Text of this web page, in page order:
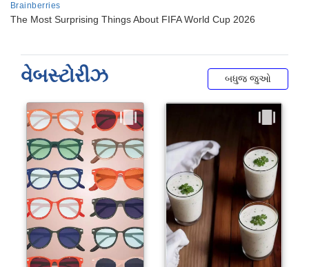
વેબસ્ટોરીઝ બધુજ જુઓ